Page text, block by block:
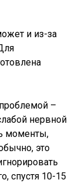
и из-за
–
нервной
моменты,
это
спустя 10-15